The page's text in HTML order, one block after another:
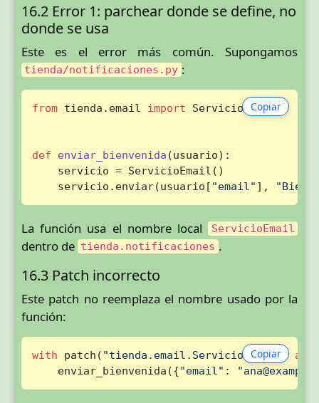
16.2 Error 1: parchear donde se define, no
donde se usa
Este es el error más común. Supongamos
tienda/notificaciones.py :
Copiar
from tienda.email import ServicioEmail
def enviar_bienvenida (usuario):
    servicio = ServicioEmail()
    servicio.enviar(usuario[
"email" ],
La función usa el nombre local ServicioEmail
dentro de tienda.notificaciones .
16.3 Patch incorrecto
Este patch no reemplaza el nombre usado por la
función:
Copiar
with patch( "tienda.email.ServicioEmail" ) as
    enviar_bienvenida({
"email" :